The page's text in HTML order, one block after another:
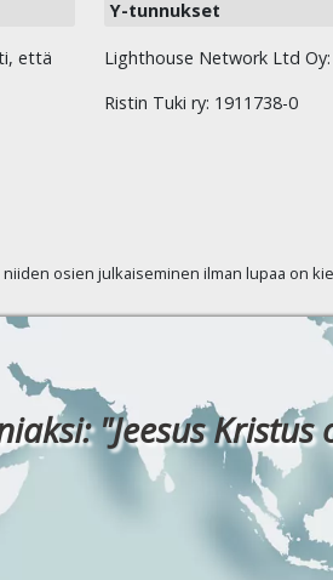
että
Y-tunnukset
Lighthouse Network Ltd Oy:
Ristin Tuki ry: 1911738-0
osien julkaiseminen ilman lupaa on
"Jeesus Kristus